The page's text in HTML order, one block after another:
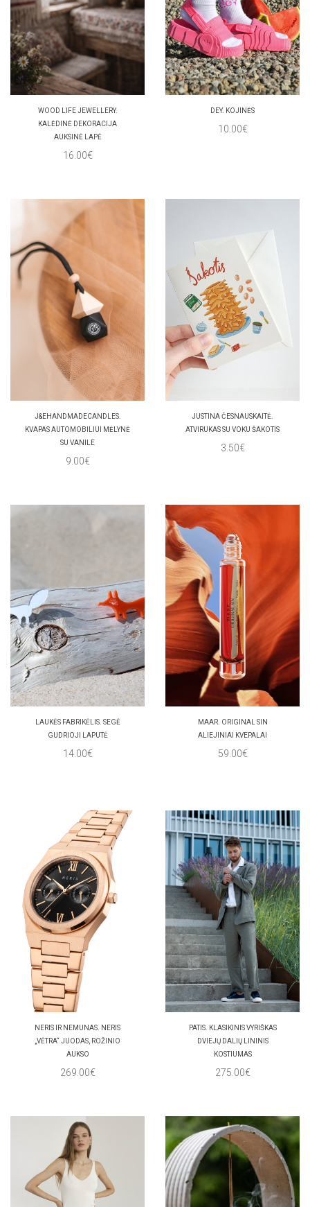
WOOD LIFE JEWELLERY.
KALĖDINĖ DEKORACIJA
AUKSINĖ LAPĖ
16.00€
DEY. KOJINĖS
10.00€
J&EHANDMADECANDLES.
KVAPAS AUTOMOBILIUI MĖLYNĖ
SU VANILE
9.00€
JUSTINA ČESNAUSKAITĖ.
ATVIRUKAS SU VOKU ŠAKOTIS
3.50€
LAUKĖS FABRIKĖLIS. SEGĖ
GUDRIOJI LAPUTĖ
14.00€
MAAR. ORIGINAL SIN
ALIEJINIAI KVEPALAI
59.00€
NERIS IR NEMUNAS. NERIS
„VĖTRA“ JUODAS, ROŽINIO
AUKSO
269.00€
PATIS. KLASIKINIS VYRIŠKAS
DVIEJŲ DALIŲ LININIS
KOSTIUMAS
275.00€